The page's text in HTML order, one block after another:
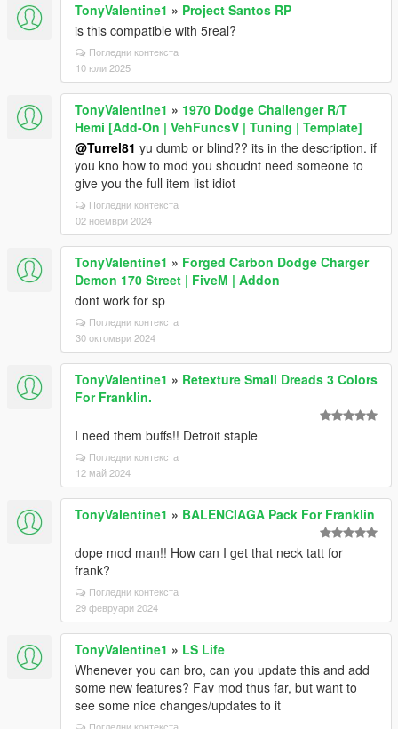
TonyValentine1 » Project Santos RP
is this compatible with 5real?
Погледни контекста
10 юли 2025
TonyValentine1 » 1970 Dodge Challenger R/T
Hemi [Add-On | VehFuncsV | Tuning | Template]
@Turrel81 yu dumb or blind?? its in the description. if
you kno how to mod you shoudnt need someone to
give you the full item list idiot
Погледни контекста
02 ноември 2024
TonyValentine1 » Forged Carbon Dodge Charger
Demon 170 Street | FiveM | Addon
dont work for sp
Погледни контекста
30 октомври 2024
TonyValentine1 » Retexture Small Dreads 3 Colors
For Franklin.
I need them buffs!! Detroit staple
Погледни контекста
12 май 2024
TonyValentine1 » BALENCIAGA Pack For Franklin
dope mod man!! How can I get that neck tatt for
frank?
Погледни контекста
29 февруари 2024
TonyValentine1 » LS Life
Whenever you can bro, can you update this and add
some new features? Fav mod thus far, but want to
see some nice changes/updates to it